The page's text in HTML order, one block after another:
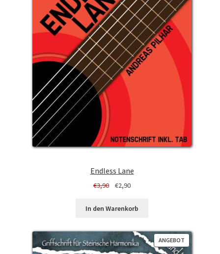
Endless Lane
€3,90
Ursprünglicher
war:
€2,90Aktueller
ist:
In den Warenkorb
ANGEBOTPRODUKT
IM